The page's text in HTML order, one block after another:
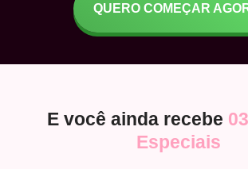
QUERO COMEÇAR
E você ainda recebe
Especiais